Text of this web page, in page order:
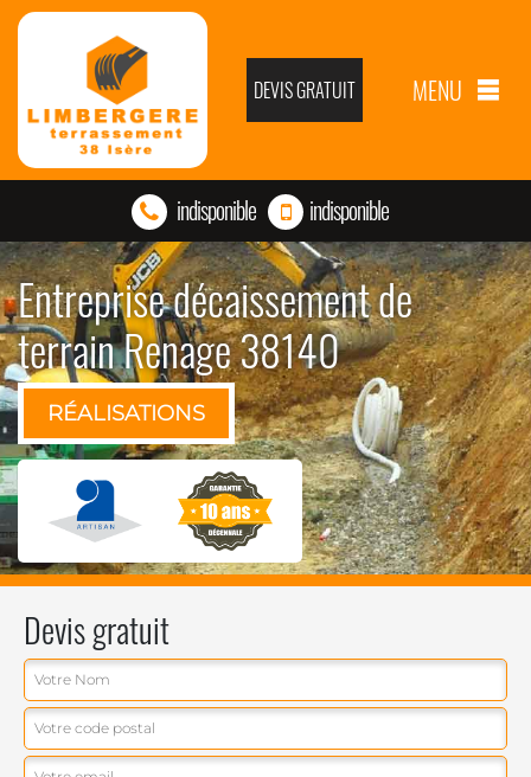
DEVIS GRATUIT MENU
indisponible indisponible
Entreprise décaissement de
terrain Renage 38140
RÉALISATIONS
Devis gratuit